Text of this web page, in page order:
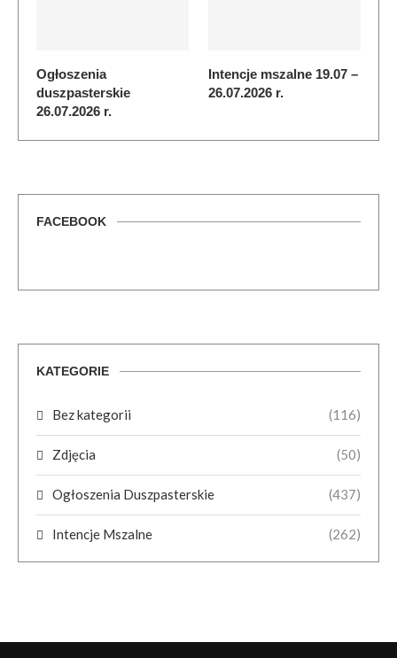
Ogłoszenia
duszpasterskie
26.07.2026 r.
Intencje mszalne 19.07 –
26.07.2026 r.
FACEBOOK
KATEGORIE
Bez kategorii (116)
Zdjęcia (50)
Ogłoszenia Duszpasterskie (437)
Intencje Mszalne (262)